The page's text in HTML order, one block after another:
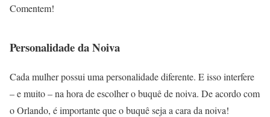
Comentem!
Personalidade da Noiva
Cada mulher possui uma personalidade diferente. E isso interfere
– e muito – na hora de escolher o buquê de noiva. De acordo com
o Orlando, é importante que o buquê seja a cara da noiva!